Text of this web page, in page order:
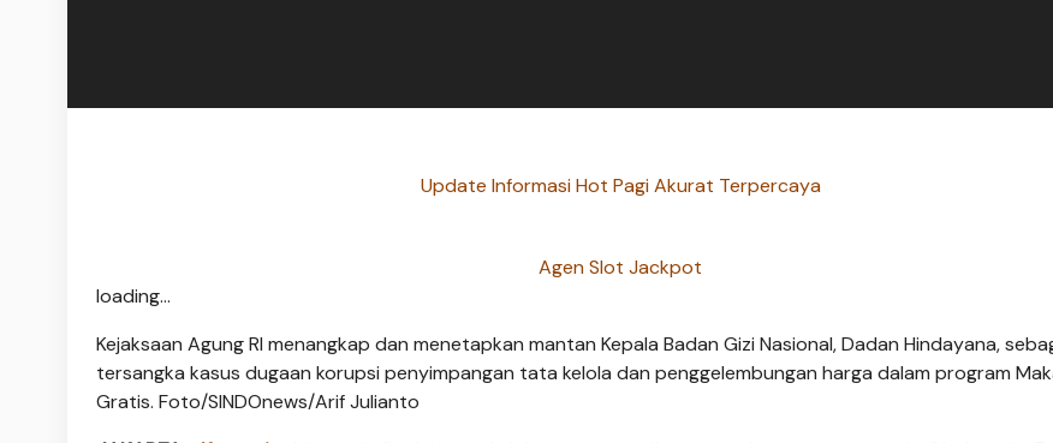
Update Informasi Hot Pagi Akurat Terpercaya
Agen Slot Jackpot
loading...
Kejaksaan Agung RI menangkap dan menetapkan mantan Kepala Badan Gizi Nasional, Dadan Hindayana,
tersangka kasus dugaan korupsi penyimpangan tata kelola dan penggelembungan harga dalam program
Gratis. Foto/SINDOnews/Arif Julianto